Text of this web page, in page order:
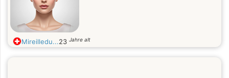
Mireilledu...23 Jahre alt